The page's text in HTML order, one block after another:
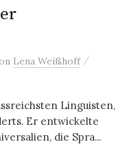
Lena Weißhoff /
Linguisten,
Er entwickelte
die Spra...